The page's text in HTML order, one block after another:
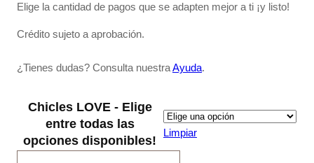
Elige la cantidad de pagos que se adapten mejor a ti ¡y listo!
Crédito sujeto a aprobación.
¿Tienes dudas? Consulta nuestraAyuda.
Chicles LOVE - Elige
entre todas las
opciones disponibles!
Limpiar